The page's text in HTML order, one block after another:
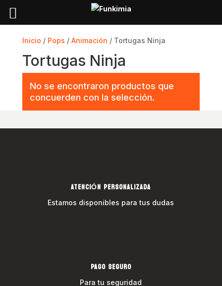
Inicio / Pops / Animación / Tortugas Ninja
Tortugas Ninja
No se encontraron productos que
concuerden con la selección.
ATENCIÓN PERSONALIZADA
Estamos disponibles para tus dudas
PAGO SEGURO
Para tu seguridad